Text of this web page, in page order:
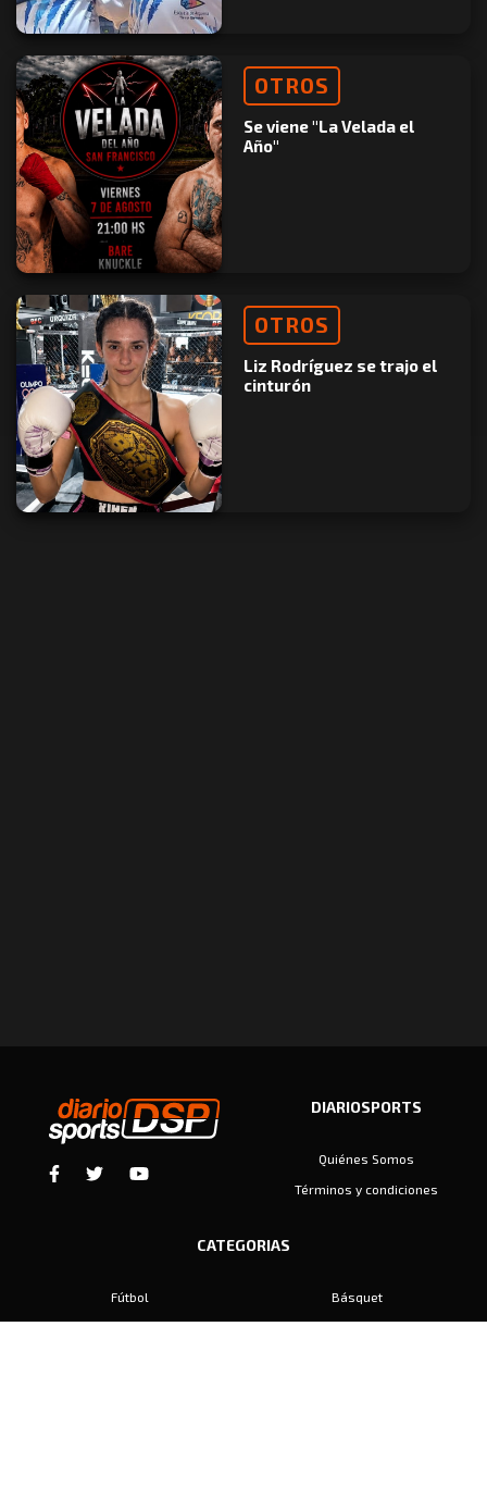
OTROS
Se viene "La Velada el
Año"
OTROS
Liz Rodríguez se trajo el
cinturón
DIARIOSPORTS
Quiénes Somos
Términos y condiciones
CATEGORIAS
Fútbol
Básquet